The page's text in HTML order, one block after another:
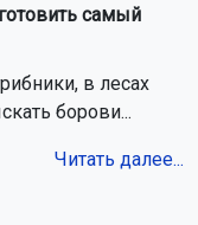
самый
в лесах
борови...
Читать далее...